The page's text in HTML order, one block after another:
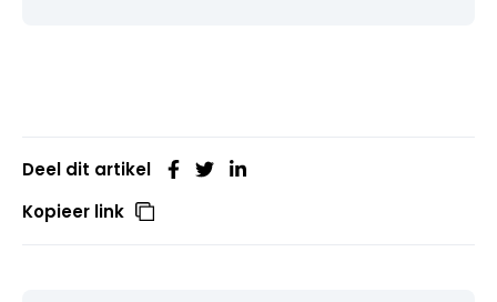
Deel dit artikel
Kopieer link